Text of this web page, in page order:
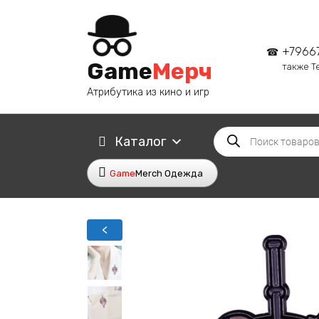
GameМерч
Атрибутика из кино и игр
также
Каталог
Поиск
товаров
GameMerch Одежда
<